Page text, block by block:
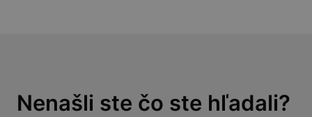
Nenašli ste čo ste hľadali?